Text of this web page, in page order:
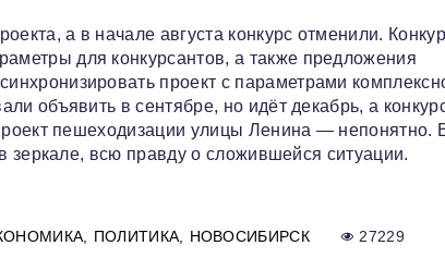
а в начале августа конкурс отменили.
для конкурсантов, а также предложения
проект с параметрами
объявить в сентябре, но идёт декабрь, а
пешеходизации улицы Ленина — непонятно.
зеркале, всю правду о сложившейся ситуации.
ПОЛИТИКА НОВОСИБИРСК
27229